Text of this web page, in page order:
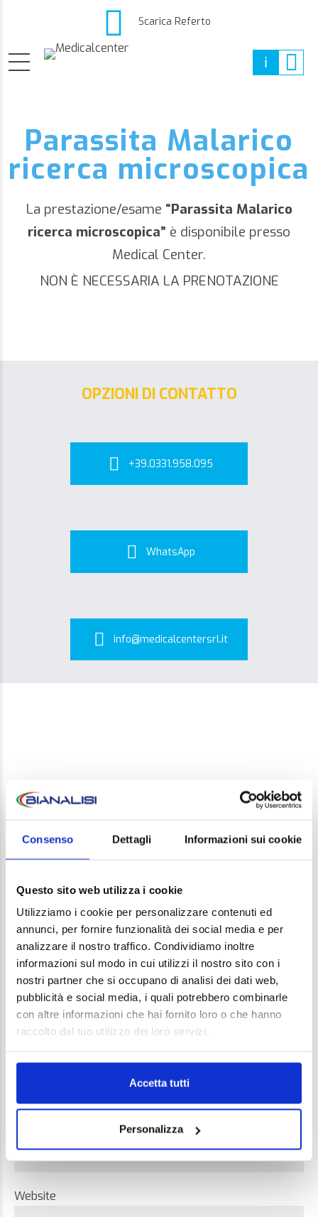
Consenso Dettagli Informazioni sui cookie
Questo sito web utilizza i cookie
Utilizziamo i cookie per personalizzare contenuti ed
annunci, per fornire funzionalità dei social media e per
analizzare il nostro traffico. Condividiamo inoltre
informazioni sul modo in cui utilizzi il nostro sito con i
nostri partner che si occupano di analisi dei dati web,
pubblicità e social media, i quali potrebbero combinarle
con altre informazioni che hai fornito loro o che hanno
raccolto dal tuo utilizzo dei loro servizi.
Accetta tutti
Personalizza
Scarica Referto
Parassita Malarico
ricerca microscopica
La prestazione/esame “Parassita Malarico
ricerca microscopica” è disponibile presso
Medical Center.
NON È NECESSARIA LA PRENOTAZIONE
OPZIONI DI CONTATTO
+39.0331.958.095
WhatsApp
info@medicalcentersrl.it
Your email address will not be published. Required
Comment
Name *
Website